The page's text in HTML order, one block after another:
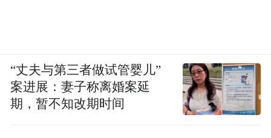
“丈夫与第三者做试管婴儿”
案进展：妻子称离婚案延
期，暂不知改期时间